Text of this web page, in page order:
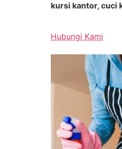
kursi kantor, cuci
Hubungi Kami